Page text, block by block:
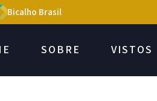
Bicalho Brasil
SOBRE VISTOS